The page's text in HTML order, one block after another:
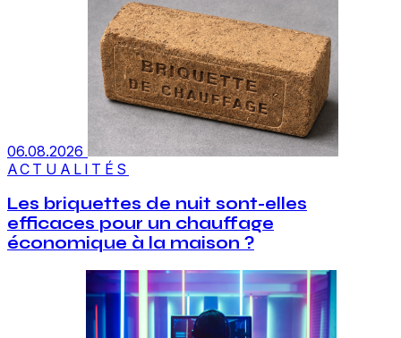
06.08.2026
ACTUALITÉS
Les briquettes de nuit sont-elles
efficaces pour un chauffage
économique à la maison ?